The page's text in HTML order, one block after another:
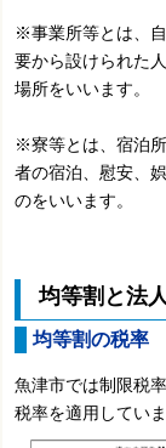
※事業所等とは、
要から設けられた
場所をいいます。
※寮等とは、宿泊
者の宿泊、慰安、
のをいいます。
均等割と法
均等割の税率
魚津市では制限税
税率を適用していま